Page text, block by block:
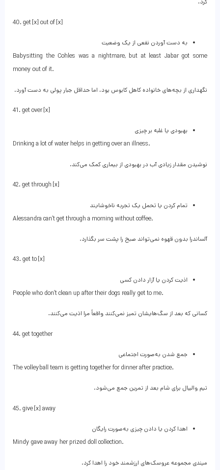
کرد.
40. get [x] out of [x]
به دست آوردن نفعی از یک وضعیت
Babysitting the Cohles was a nightmare, but at least Jabar got some
money out of it.
نگهداری از بچه‌های خانواده کاهل کابوس بود، اما حداقل جبار پولی به دست آورد.
41. get over [x]
بهبودی یا غلبه بر چیزی
Drinking a lot of water helps in getting over an illness.
نوشیدن مقدار زیادی آب در بهبودی از بیماری کمک می‌کند.
42. get through [x]
تمام کردن یا تحمل یک تجربه ناخوشایند
Alessandra can’t get through a morning without coffee.
آلساندرا بدون قهوه نمی‌تواند صبح را پشت سر بگذارد.
43. get to [x]
اذیت کردن یا آزار دادن کسی
People who don’t clean up after their dogs really get to me.
کسانی که بعد از سگ‌هایشان تمیز نمی‌کنند واقعاً مرا اذیت می‌کنند.
44. get together
جمع شدن به‌صورت اجتماعی
The volleyball team is getting together for dinner after practice.
تیم والیبال برای شام بعد از تمرین جمع می‌شود.
45. give [x] away
اهدا کردن یا دادن چیزی به‌صورت رایگان
Mindy gave away her prized doll collection.
میندی مجموعه عروسک‌های ارزشمند خود را اهدا کرد.